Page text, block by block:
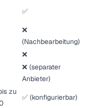
✅
❌
(Nachbearbeitung)
❌
❌ (separater
Anbieter)
zu
✅ (konfigurierbar)